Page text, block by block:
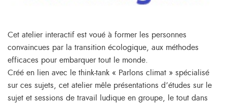
Cet atelier interactif est voué à former les personnes
convaincues par la transition écologique, aux méthodes
efficaces pour embarquer tout le monde.
Créé en lien avec le think-tank « Parlons climat » spécialisé
sur ces sujets, cet atelier mêle présentations d’études sur le
sujet et sessions de travail ludique en groupe, le tout dans